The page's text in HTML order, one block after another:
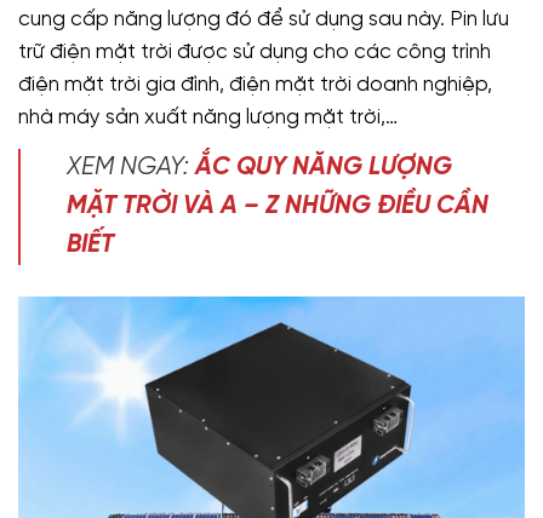
cung cấp năng lượng đó để sử dụng sau này. Pin lưu
trữ điện mặt trời được sử dụng cho các công trình
điện mặt trời gia đình, điện mặt trời doanh nghiệp,
nhà máy sản xuất năng lượng mặt trời,…
XEM NGAY:ẮC QUY NĂNG LƯỢNG
MẶT TRỜI VÀ A – Z NHỮNG ĐIỀU CẦN
BIẾT